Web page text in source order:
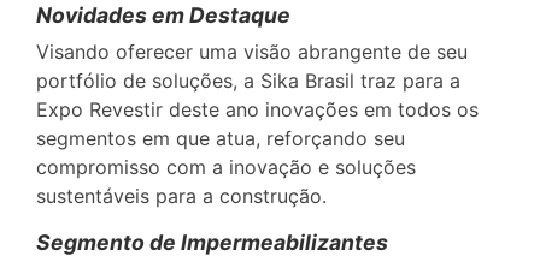
Novidades em Destaque
Visando oferecer uma visão abrangente de seu
portfólio de soluções, a Sika Brasil traz para a
Expo Revestir deste ano inovações em todos os
segmentos em que atua, reforçando seu
compromisso com a inovação e soluções
sustentáveis para a construção.
Segmento de Impermeabilizantes